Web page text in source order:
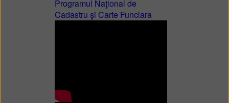
Programul Naţional de
Cadastru şi Carte Funciara